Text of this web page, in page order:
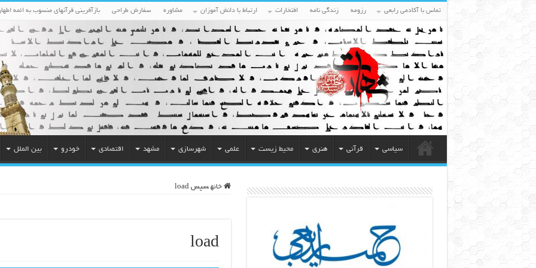
تماس با آکادمی رابعی رزومه زندگی نامه افتخارات ارتباط با دانش آموزان مشاوره سفارش طراحی بازآفرینی قرآنهای منسوب به ائمه اطهار
سیاسی قرآنی هنری محیط زیست علمی شهرسازی مشهد اقتصادی خودرو بین الملل
خانه سپس load
load